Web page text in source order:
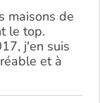
maisons de
le top.
j'en suis
et à